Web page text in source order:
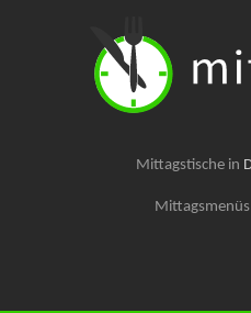
Mittagstische in
Mittagsmenüs